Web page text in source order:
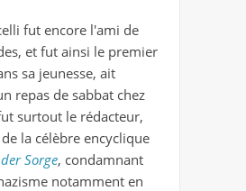
fut encore l'ami de
et fut ainsi le premier
sa jeunesse, ait
repas de sabbat chez
surtout le rédacteur,
la célèbre encyclique
Sorge, condamnant
notamment en